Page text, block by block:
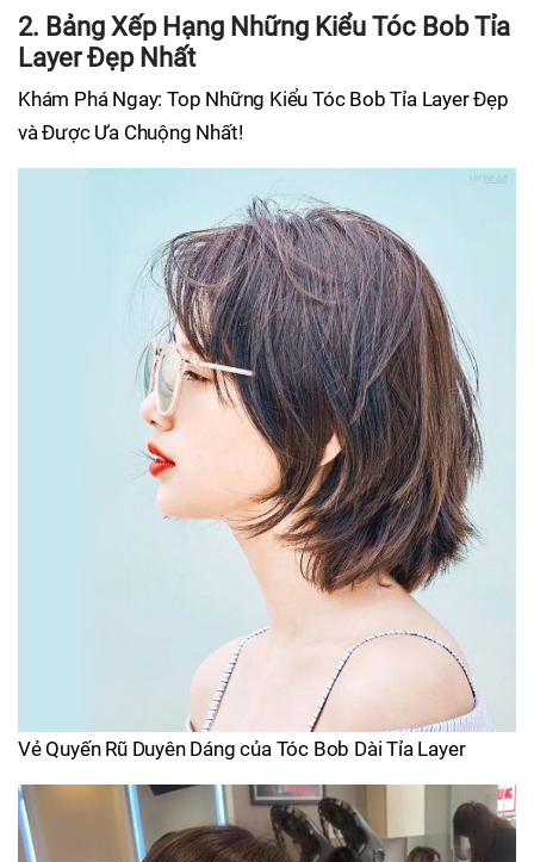
2. Bảng Xếp Hạng Những Kiểu Tóc Bob Tỉa
Layer Đẹp Nhất
Khám Phá Ngay: Top Những Kiểu Tóc Bob Tỉa Layer Đẹp
và Được Ưa Chuộng Nhất!
Vẻ Quyến Rũ Duyên Dáng của Tóc Bob Dài Tỉa Layer